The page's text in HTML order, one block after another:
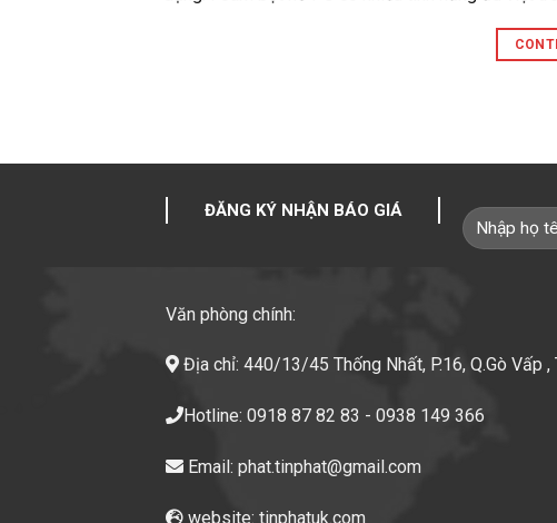
ĐĂNG KÝ NHẬN BÁO GIÁ
Văn phòng chính:
Địa chỉ: 440/13/45 Thống Nhất, P.16, Q.Gò Vấp ,
Hotline: 0918 87 82 83 - 0938 149 366
Email: phat.tinphat@gmail.com
website: tinphatuk.com